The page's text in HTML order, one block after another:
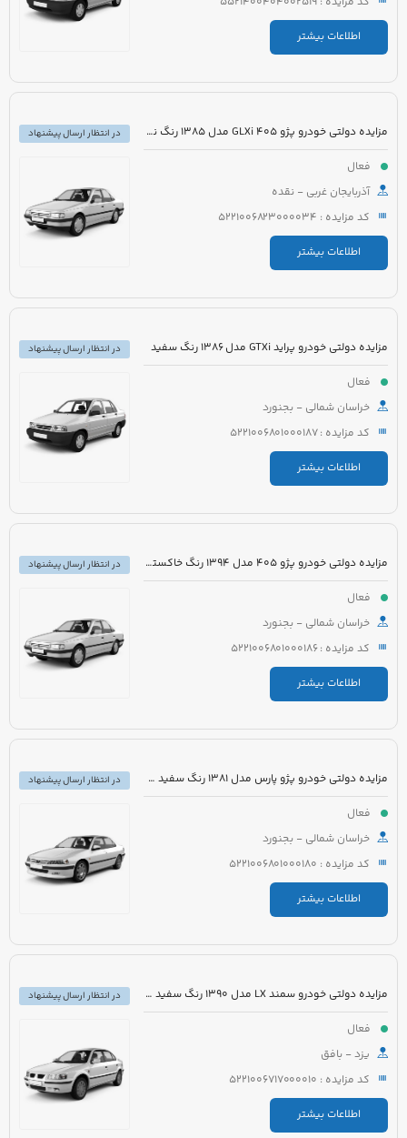
اطلاعات بیشتر
مزایده دولتی خودرو پژو 405 GLXi مدل 1385 رنگ نقره ای
فعال
آذربایجان غربی - نقده
کد مزایده : 5221006823000034
اطلاعات بیشتر
در انتظار ارسال پیشنهاد
مزایده دولتی خودرو پراید GTXi مدل 1386 رنگ سفید
فعال
خراسان شمالی - بجنورد
کد مزایده : 5221006801000187
اطلاعات بیشتر
در انتظار ارسال پیشنهاد
مزایده دولتی خودرو پژو 405 مدل 1394 رنگ خاکستری
فعال
خراسان شمالی - بجنورد
کد مزایده : 5221006801000186
اطلاعات بیشتر
در انتظار ارسال پیشنهاد
مزایده دولتی خودرو پژو پارس مدل 1381 رنگ سفید متالیک
فعال
خراسان شمالی - بجنورد
کد مزایده : 5221006801000180
اطلاعات بیشتر
در انتظار ارسال پیشنهاد
مزایده دولتی خودرو سمند LX مدل 1390 رنگ سفید روغنی
فعال
یزد - بافق
کد مزایده : 5221006717000010
اطلاعات بیشتر
در انتظار ارسال پیشنهاد